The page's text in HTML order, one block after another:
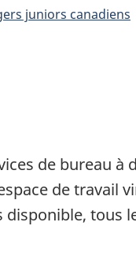
juniors canadiens
de bureau à
de travail
tous